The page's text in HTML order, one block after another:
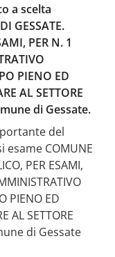
a scelta
GESSATE.
PER N. 1
PIENO ED
AL SETTORE
di Gessate.
del
COMUNE
PER ESAMI,
PIENO ED
AL SETTORE
di Gessate